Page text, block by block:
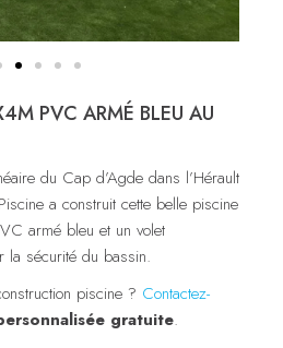
PVC ARMÉ BLEU AU
du Cap d’Agde dans l’Hérault
a construit cette belle piscine
armé bleu et un volet
la sécurité du bassin.
piscine ? Contactez-
gratuite.